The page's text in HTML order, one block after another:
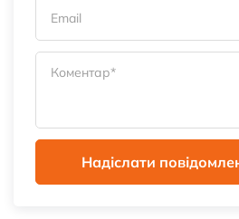
Надіслати